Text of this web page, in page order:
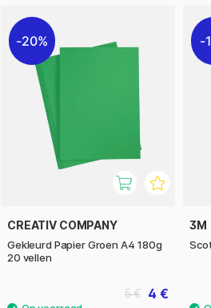
20%
CREATIV COMPANY
Gekleurd Papier Groen A4 180g
20 vellen
4 €
5 €
3M